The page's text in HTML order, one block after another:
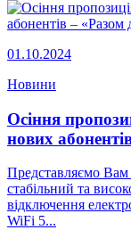
01.10.2024
Новини
Осіння
нових
Представляємо Вам
стабільний та
відключення
WiFi 5...